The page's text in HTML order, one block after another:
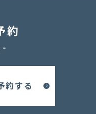
約
-
約する